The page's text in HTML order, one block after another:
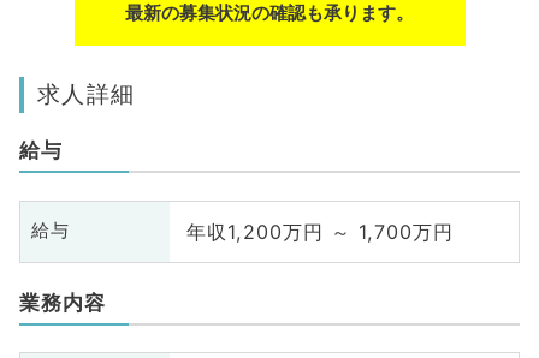
最新の募集状況の確認も承ります。
求人詳細
給与
給与 年収1,200万円 ～ 1,700万円
業務内容